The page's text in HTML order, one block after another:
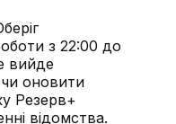
з 22:00 до
вийде
оновити
Резерв+
відомства.